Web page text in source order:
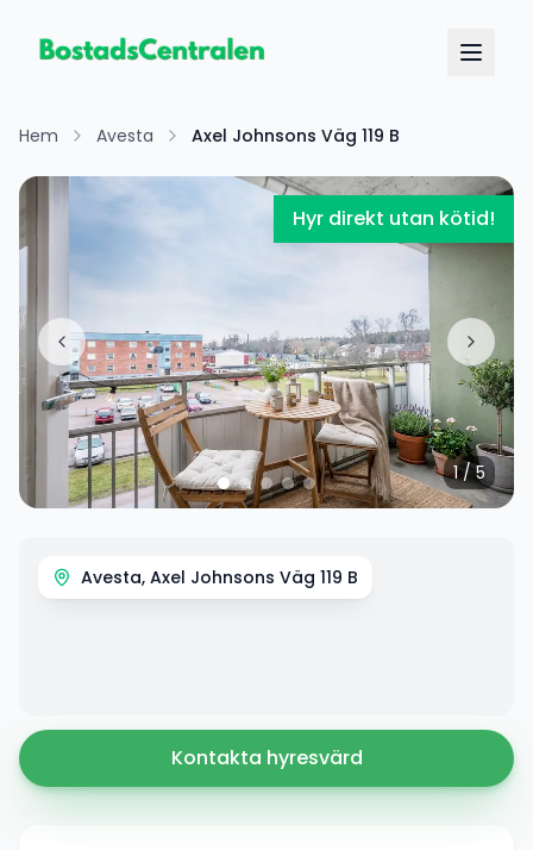
Hem Avesta Axel Johnsons Väg 119 B
Hyr direkt utan kötid!
1/ 5
Avesta, Axel Johnsons Väg 119 B
Kontakta hyresvärd